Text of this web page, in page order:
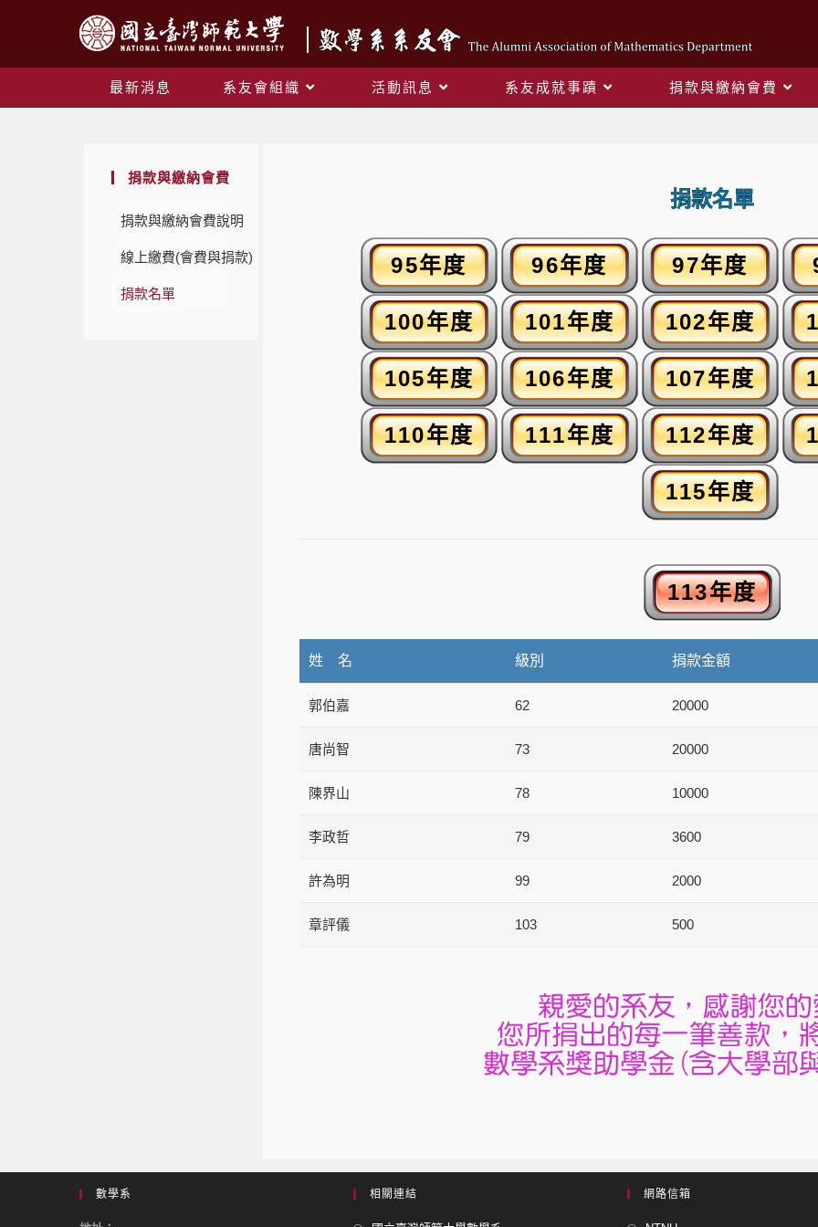
最新消息 系友會組織 活動訊息 系友成就事蹟
捐款與繳納會費
捐款與繳納會費
捐款與繳納會費說明
線上繳費(會費與捐款)
捐款名單
捐款名單
姓 名 級別 捐款金額
郭伯嘉 62 20000
唐尚智 73 20000
陳界山 78 10000
李政哲 79 3600
許為明 99 2000
章評儀 103 500
數學系 相關連結 網路信箱